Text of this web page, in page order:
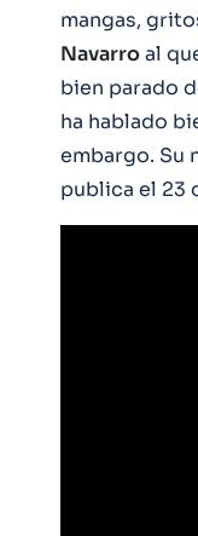
mangas,
Navarroal
bien parado
ha hablado
embargo. Su
publica el 23